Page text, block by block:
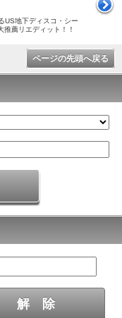
US地下ディスコ・シー
薦リエディット！！
ページの先頭へ戻る